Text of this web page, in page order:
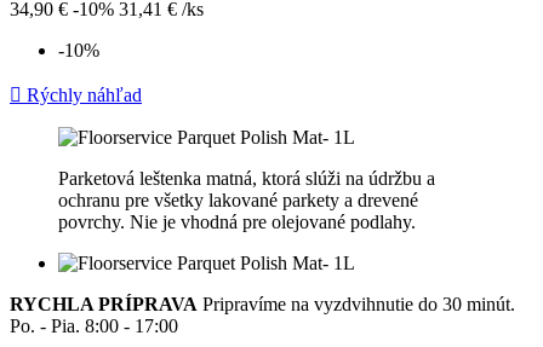
34,90 € -10% 31,41 € /ks
-10%
 Rýchly náhľad
Parketová leštenka matná, ktorá slúži na údržbu a
ochranu pre všetky lakované parkety a drevené
povrchy. Nie je vhodná pre olejované podlahy.
RYCHLA PRÍPRAVA Pripravíme na vyzdvihnutie do 30 minút.
Po. - Pia. 8:00 - 17:00